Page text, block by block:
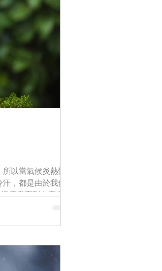
以當氣候炎熱體
，都是由於我們
度升高到有害身體